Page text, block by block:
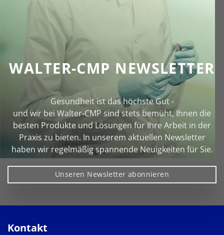
WALTER-CMP NEWSLETTER
Gesundheit ist das höchste Gut -
und wir bei Walter‑CMP sind stets bemüht, Ihnen die
besten Produkte und Lösungen für Ihre Arbeit in der
Praxis zu bieten. In unserem aktuellen Newsletter
haben wir regelmäßig spannende Neuigkeiten für Sie.
Unseren Newsletter abonnieren
Kontakt